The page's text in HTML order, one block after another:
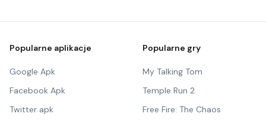
Popularne aplikacje
Google Apk
Facebook Apk
Twitter apk
Popularne gry
My Talking Tom
Temple Run 2
Free Fire: The Chaos